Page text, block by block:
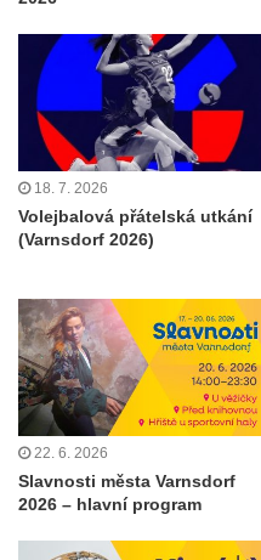
18. 7. 2026
Volejbalová přátelská utkání
(Varnsdorf 2026)
22. 6. 2026
Slavnosti města Varnsdorf
2026 – hlavní program